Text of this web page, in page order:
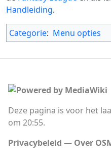
Handleiding.
Categorie: Menu opties
Deze pagina is voor het
om 20:55.
Privacybeleid
Over